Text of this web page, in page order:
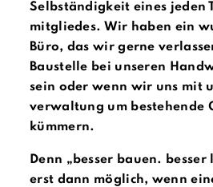
Selbständigkeit eines jeden
mitgliedes. Wir haben ein
Büro, das wir gerne
Baustelle bei unseren
sein oder wenn wir uns mit
ver­waltung um bestehende
kümmern.
Denn „besser bauen. besser
erst dann möglich, wenn